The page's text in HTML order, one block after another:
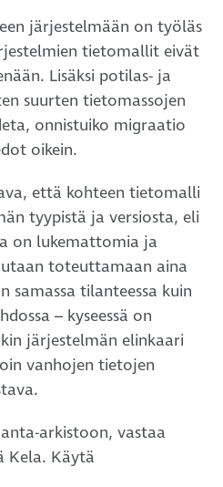
järjestelmään on työläs
tietomallit eivät
Lisäksi potilas- ja
suurten tietomassojen
onnistuiko migraatio
oikein.
että kohteen tietomalli
tyypistä ja versiosta, eli
on lukemattomia ja
toteuttamaan aina
samassa tilanteessa kuin
– kyseessä on
järjestelmän elinkaari
vanhojen tietojen
arkistoon, vastaa
Kela. Käytä